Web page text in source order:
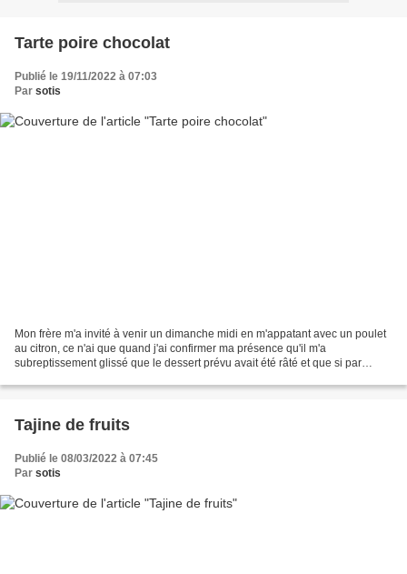
Tarte poire chocolat
Publié le 19/11/2022 à 07:03
Par sotis
Mon frère m'a invité à venir un dimanche midi en m'appatant avec un poulet
au citron, ce n'ai que quand j'ai confirmer ma présence qu'il m'a
subreptissement glissé que le dessert prévu avait été râté et que si par
Tajine de fruits
Publié le 08/03/2022 à 07:45
Par sotis